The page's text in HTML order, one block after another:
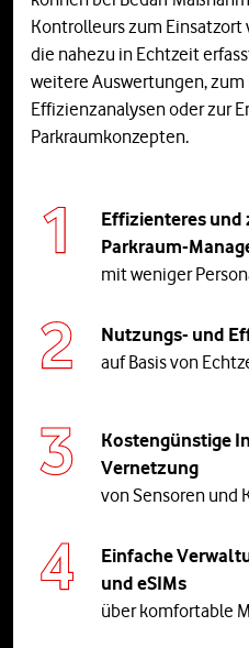
Kontrolleurs zum Einsatzort
die nahezu in Echtzeit
weitere Auswertungen, zum
Effizienzanalysen oder zur
Parkraumkonzepten.
Effizienteres und
Parkraum-
mit weniger
Nutzungs- und
auf Basis von
Kostengünstige
Vernetzung
von Sensoren und
Einfache
und eSIMs
über komfortable